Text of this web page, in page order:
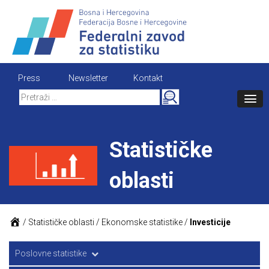
content
Press Newsletter
Kontakt
Search
for:
Statističke
oblasti
/ Statističke oblasti / Ekonomske statistike/ Investicije
Poslovne statistike